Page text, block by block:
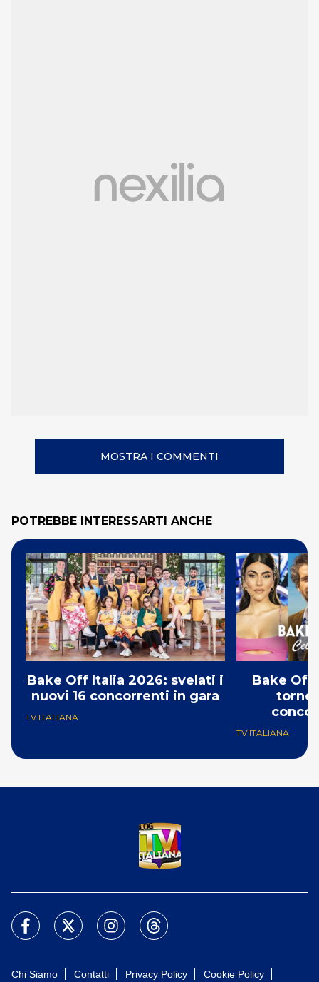
MOSTRA I COMMENTI
POTREBBE INTERESSARTI ANCHE
Bake Off Italia 2026: svelati i
nuovi 16 concorrenti in gara
TV ITALIANA
Bake Off
TV ITALIANA
Chi Siamo Contatti Privacy Policy Cookie Policy